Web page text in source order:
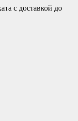
с доставкой до